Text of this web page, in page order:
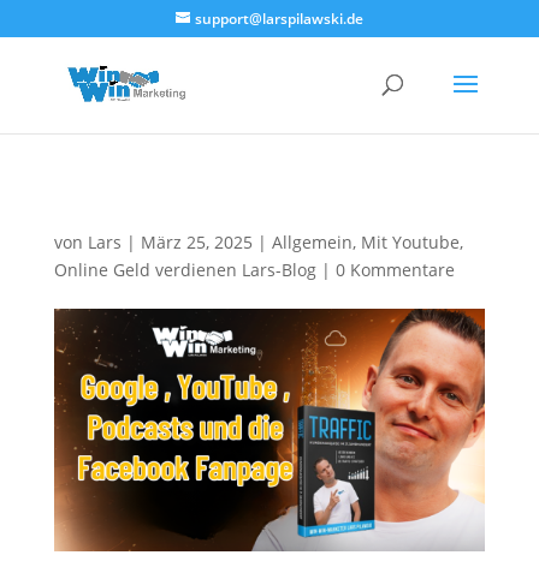
support@larspilawski.de
von Lars | März 25, 2025 | Allgemein, Mit Youtube,
Online Geld verdienen Lars-Blog| 0 Kommentare